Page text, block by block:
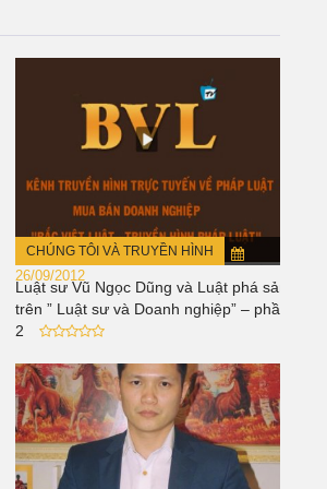
CHÚNG TÔI VÀ TRUYỀN HÌNH
26/09/2012
Luật sư Vũ Ngọc Dũng và Luật phá sản
trên ” Luật sư và Doanh nghiệp” – phần
2